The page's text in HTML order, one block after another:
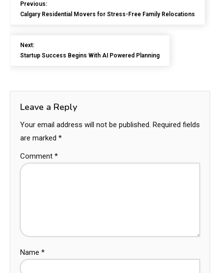
Previous:
Calgary Residential Movers for Stress-Free Family Relocations
Next:
Startup Success Begins With AI Powered Planning
Leave a Reply
Your email address will not be published. Required fields
are marked *
Comment *
Name *